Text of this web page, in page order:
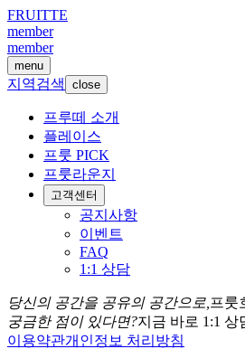
FRUITTE
member
member
menu
지역검색 close
프루떼 소개
플레이스
프룻 PICK
프룻라운지
고객센터
공지사항
이벤트
FAQ
1:1 상담
당신의 공간을 공유의 공간으로, 프룻
궁금한 점이 있다면?지금 바로 1:1 상
이용약관개인정보 처리방침